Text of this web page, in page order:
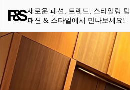
새로운 패션, 트렌드, 스타일링 팁
패션 & 스타일에서 만나보세요!